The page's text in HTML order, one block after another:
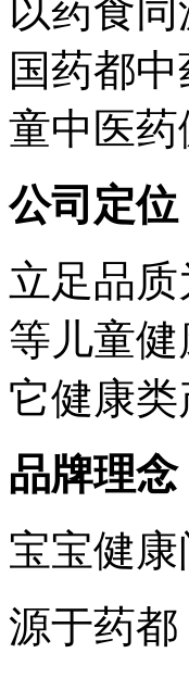
以药食
国药都
童中医
公司定位
立足品
等儿童
它健康类
品牌理念
宝宝健
源于药都